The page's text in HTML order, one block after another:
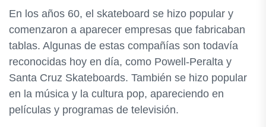
En los años 60, el skateboard se hizo popular y
comenzaron a aparecer empresas que fabricaban
tablas. Algunas de estas compañías son todavía
reconocidas hoy en día, como Powell-Peralta y
Santa Cruz Skateboards. También se hizo popular
en la música y la cultura pop, apareciendo en
películas y programas de televisión.